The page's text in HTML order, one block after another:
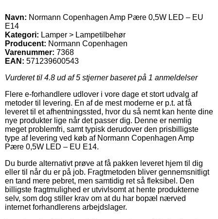
Navn: Normann Copenhagen Amp Pære 0,5W LED – EU
E14
Kategori: Lamper > Lampetilbehør
Producent: Normann Copenhagen
Varenummer: 7368
EAN: 571239600543
Vurderet til 4.8 ud af 5 stjerner baseret på 1 anmeldelser
Flere e-forhandlere udlover i vore dage et stort udvalg af
metoder til levering. En af de mest moderne er p.t. at få
leveret til et afhentningssted, hvor du så nemt kan hente dine
nye produkter lige når det passer dig. Denne er nemlig
meget problemfri, samt typisk derudover den prisbilligste
type af levering ved køb af Normann Copenhagen Amp
Pære 0,5W LED – EU E14.
Du burde alternativt prøve at få pakken leveret hjem til dig
eller til når du er på job. Fragtmetoden bliver gennemsnitligt
en tand mere pebret, men samtidig ret så fleksibel. Den
billigste fragtmulighed er utvivlsomt at hente produkterne
selv, som dog stiller krav om at du har bopæl nærved
internet forhandlerens arbejdslager.